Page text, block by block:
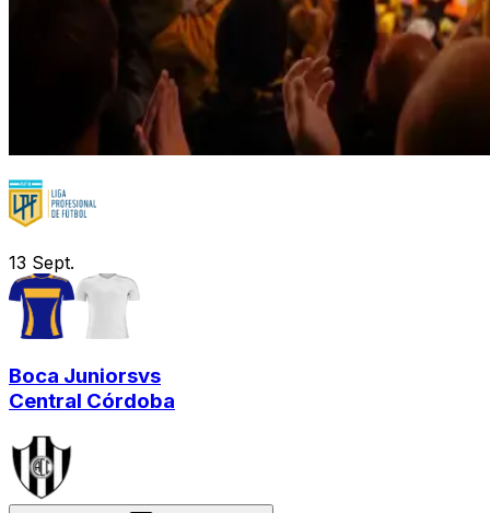
13 Sept.
Boca Juniorsvs
Central Córdoba